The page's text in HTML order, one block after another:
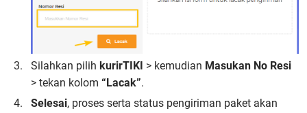
Silahkan pilih kurirTIKI > kemudian Masukan No Resi
> tekan kolom “Lacak”.
Selesai, proses serta status pengiriman paket akan